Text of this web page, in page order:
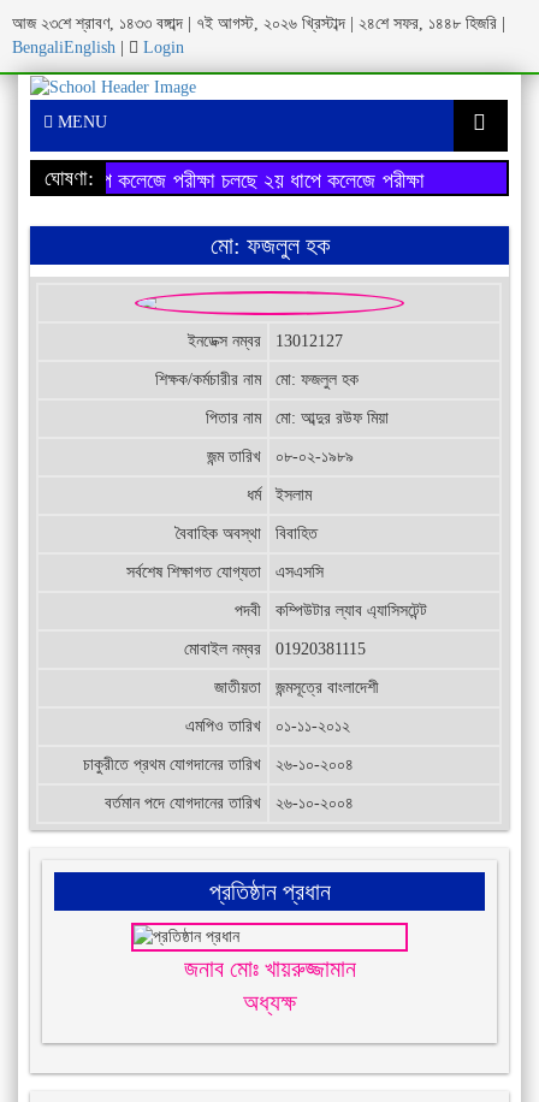
আজ ২৩শে শ্রাবণ, ১৪৩৩ বঙ্গাব্দ | ৭ই আগস্ট, ২০২৬ খ্রিস্টাব্দ | ২৪শে সফর, ১৪৪৮ হিজরি |
BengaliEnglish Login
MENU
ঘোষণা: ২য় ধাপে কলেজে পরীক্ষা চলছে
২য় ধাপে কলেজে পরীক্ষা চলছে
মো: ফজলুল হক
ইনডেক্স নম্বর 13012127
শিক্ষক/কর্মচারীর নাম মো: ফজলুল হক
পিতার নাম মো: আব্দুর রউফ মিয়া
জন্ম তারিখ ০৮-০২-১৯৮৯
ধর্ম ইসলাম
বৈবাহিক অবস্থা বিবাহিত
সর্বশেষ শিক্ষাগত যোগ্যতা এসএসসি
পদবী কম্পিউটার ল্যাব এ্যাসিসটেন্ট
মোবাইল নম্বর 01920381115
জাতীয়তা জন্মসূত্রে বাংলাদেশী
এমপিও তারিখ ০১-১১-২০১২
চাকুরীতে প্রথম যোগদানের তারিখ ২৬-১০-২০০৪
বর্তমান পদে যোগদানের তারিখ ২৬-১০-২০০৪
প্রতিষ্ঠান প্রধান
জনাব মোঃ খায়রুজ্জামান
অধ্যক্ষ